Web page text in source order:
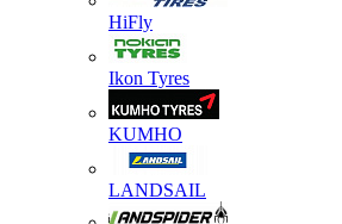
HiFly
Ikon Tyres
KUMHO
LANDSAIL